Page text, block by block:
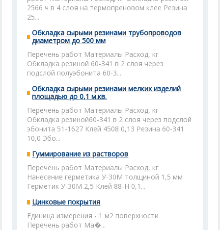
2566 ч в 4 слоя на термопреновом клее Резина
25...
Обкладка сырыми резинами трубопроводов
диаметром до 500 мм
Перечень работ Материалы Расход, кг
Обкладка резиной 60-341 в 2 слоя через
подслой полуэбонита 60-3...
Обкладка сырыми резинами мелких изделий
площадью до 0,1 м.кв.
Перечень работ Материалы Расход, кг
Обкладка резиной60-341 в 2 слоя через подслой
эбонита 51-1627 Клей 4508 0,13 Резина 60-341
10,0 Эбо...
Гуммирование из растворов
Перечень работ Материалы Расход, кг
Нанесение герметика У-30М толщиной 1,5 мм
Герметик У-30М 2,5 Клей 88-Н 0,1...
Цинковые покрытия
Единица измерения - 1 м2 поверхности
Перечень работ Ма�...